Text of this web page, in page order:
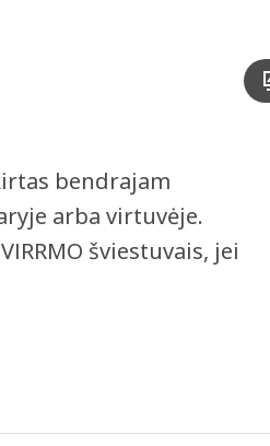
bendrajam
arba virtuvėje.
šviestuvais, jei